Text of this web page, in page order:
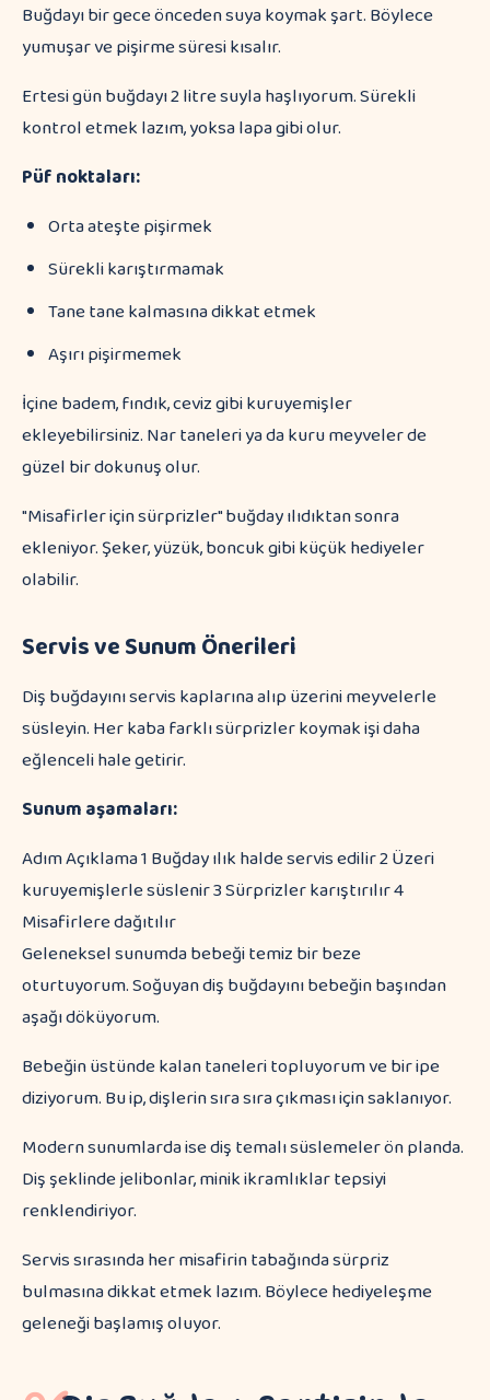
Buğdayı bir gece önceden suya koymak şart. Böylece
yumuşar ve pişirme süresi kısalır.
Ertesi gün buğdayı 2 litre suyla haşlıyorum. Sürekli
kontrol etmek lazım, yoksa lapa gibi olur.
Püf noktaları:
Orta ateşte pişirmek
Sürekli karıştırmamak
Tane tane kalmasına dikkat etmek
Aşırı pişirmemek
İçine badem, fındık, ceviz gibi kuruyemişler
ekleyebilirsiniz. Nar taneleri ya da kuru meyveler de
güzel bir dokunuş olur.
"Misafirler için sürprizler" buğday ılıdıktan sonra
ekleniyor. Şeker, yüzük, boncuk gibi küçük hediyeler
olabilir.
Servis ve Sunum Önerileri
Diş buğdayını servis kaplarına alıp üzerini meyvelerle
süsleyin. Her kaba farklı sürprizler koymak işi daha
eğlenceli hale getirir.
Sunum aşamaları:
Adım Açıklama 1 Buğday ılık halde servis edilir 2 Üzeri
kuruyemişlerle süslenir 3 Sürprizler karıştırılır 4
Misafirlere dağıtılır
Geleneksel sunumda bebeği temiz bir beze
oturtuyorum. Soğuyan diş buğdayını bebeğin başından
aşağı döküyorum.
Bebeğin üstünde kalan taneleri topluyorum ve bir ipe
diziyorum. Bu ip, dişlerin sıra sıra çıkması için saklanıyor.
Modern sunumlarda ise diş temalı süslemeler ön planda.
Diş şeklinde jelibonlar, minik ikramlıklar tepsiyi
renklendiriyor.
Servis sırasında her misafirin tabağında sürpriz
bulmasına dikkat etmek lazım. Böylece hediyeleşme
geleneği başlamış oluyor.